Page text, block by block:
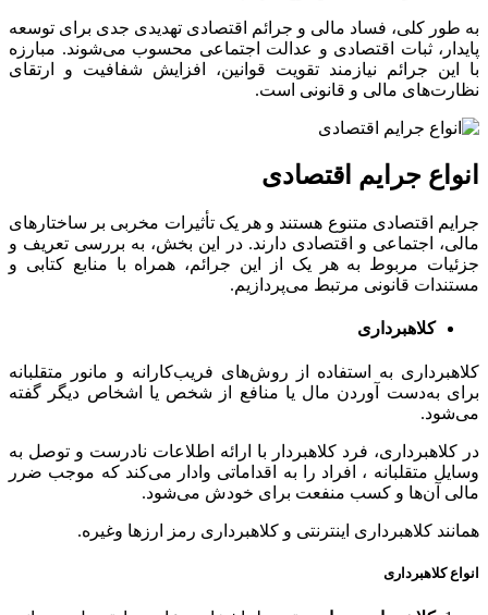
به طور کلی، فساد مالی و جرائم اقتصادی تهدیدی جدی برای توسعه
پایدار، ثبات اقتصادی و عدالت اجتماعی محسوب می‌شوند. مبارزه
با این جرائم نیازمند تقویت قوانین، افزایش شفافیت و ارتقای
نظارت‌های مالی و قانونی است.
انواع جرایم اقتصادی
جرایم اقتصادی متنوع هستند و هر یک تأثیرات مخربی بر ساختارهای
مالی، اجتماعی و اقتصادی دارند. در این بخش، به بررسی تعریف و
جزئیات مربوط به هر یک از این جرائم، همراه با منابع کتابی و
مستندات قانونی مرتبط می‌پردازیم.
کلاهبرداری
کلاهبرداری به استفاده از روش‌های فریب‌کارانه و مانور متقلبانه
برای به‌دست آوردن مال یا منافع از شخص یا اشخاص دیگر گفته
می‌شود.
در کلاهبرداری، فرد کلاهبردار با ارائه اطلاعات نادرست و توصل به
وسایل متقلبانه ، افراد را به اقداماتی وادار می‌کند که موجب ضرر
مالی آن‌ها و کسب منفعت برای خودش می‌شود.
همانند کلاهبرداری اینترنتی و کلاهبرداری رمز ارزها وغیره.
انواع کلاهبرداری